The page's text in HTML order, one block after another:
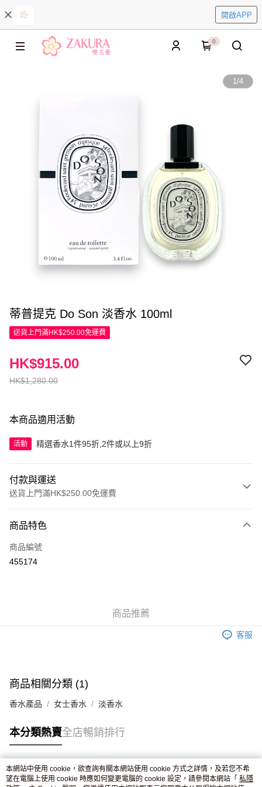
開啟APP
0
1/4
蒂普提克 Do Son 淡香水 100ml
送貨上門滿HK$250.00免運費
HK$1,280.00
HK$915.00
本商品適用活動
活動 精選香水1件95折,2件或以上9折
付款與運送
送貨上門滿HK$250.00免運費
信用卡
Apple Pay
付款後門市自取，訂單確認後2-4個工作天到店，7天內取。逾期後
商品特色
商品編號
455174
商品推薦
客服
商品相關分類 (1)
香水產品 女士香水 淡香水
本分類熱賣全店暢銷排行
熱門標籤
本網站中使用 cookie，欲查詢有關本網站使用 cookie 方式之詳情，及若您不希
望在電腦上使用 cookie 時應如何變更電腦的 cookie 設定，請參閱本網站「 私隱